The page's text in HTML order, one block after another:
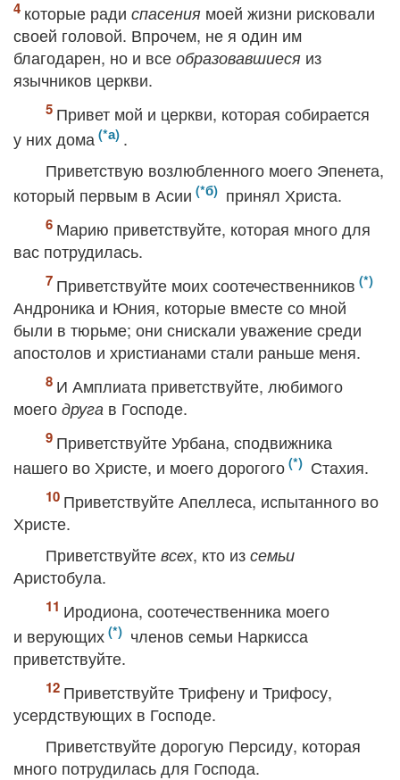
которые ради спасения моей жизни рисковали
своей головой. Впрочем, не я один им
благодарен, но и все образовавшиеся из
язычников церкви.
Привет мой и церкви, которая собирается
у них дома
.
Приветствую возлюбленного моего Эпенета,
который первым в Асии
принял Христа.
Марию приветствуйте, которая много для
вас потрудилась.
Приветствуйте моих соотечественников
Андроника и Юния, которые вместе со мной
были в тюрьме; они снискали уважение среди
апостолов и христианами стали раньше меня.
И Амплиата приветствуйте, любимого
моего друга в Господе.
Приветствуйте Урбана, сподвижника
нашего во Христе, и моего дорогого
Стахия.
Приветствуйте Апеллеса, испытанного во
Христе.
Приветствуйте всех, кто из семьи
Аристобула.
Иродиона, соотечественника моего
и верующих
членов семьи Наркисса
приветствуйте.
Приветствуйте Трифену и Трифосу,
усердствующих в Господе.
Приветствуйте дорогую Персиду, которая
много потрудилась для Господа.